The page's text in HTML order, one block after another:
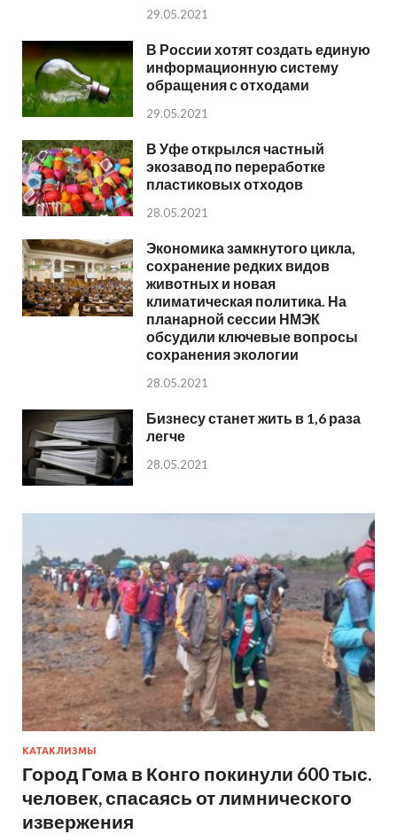
29.05.2021
В России хотят создать единую
информационную систему
обращения с отходами
29.05.2021
В Уфе открылся частный
экозавод по переработке
пластиковых отходов
28.05.2021
Экономика замкнутого цикла,
сохранение редких видов
животных и новая
климатическая политика. На
планарной сессии НМЭК
обсудили ключевые вопросы
сохранения экологии
28.05.2021
Бизнесу станет жить в 1,6 раза
легче
28.05.2021
КАТАКЛИЗМЫ
Город Гома в Конго покинули 600 тыс.
человек, спасаясь от лимнического
извержения